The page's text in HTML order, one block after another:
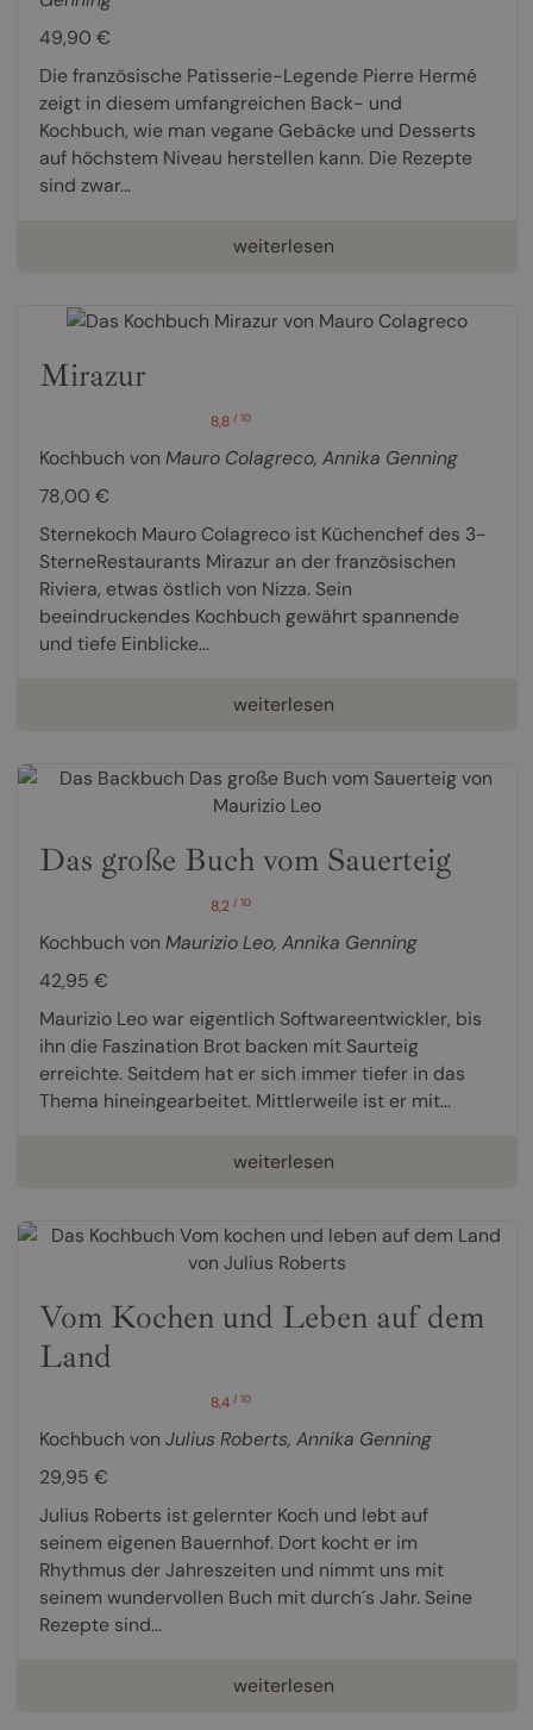
49,90 €
Die französische Patisserie-Legende Pierre Hermé
zeigt in diesem umfangreichen Back- und
Kochbuch, wie man vegane Gebäcke und Desserts
auf höchstem Niveau herstellen kann. Die Rezepte
sind zwar...
weiterlesen
Mirazur
8,8/ 10
Kochbuch von Mauro Colagreco, Annika Genning
78,00 €
Sternekoch Mauro Colagreco ist Küchenchef des 3-
SterneRestaurants Mirazur an der französischen
Riviera, etwas östlich von Nizza. Sein
beeindruckendes Kochbuch gewährt spannende
und tiefe Einblicke...
weiterlesen
Das große Buch vom Sauerteig
8,2/ 10
Kochbuch von Maurizio Leo, Annika Genning
42,95 €
Maurizio Leo war eigentlich Softwareentwickler, bis
ihn die Faszination Brot backen mit Saurteig
erreichte. Seitdem hat er sich immer tiefer in das
Thema hineingearbeitet. Mittlerweile ist er mit...
weiterlesen
Vom Kochen und Leben auf dem
Land
8,4/ 10
Kochbuch von Julius Roberts, Annika Genning
29,95 €
Julius Roberts ist gelernter Koch und lebt auf
seinem eigenen Bauernhof. Dort kocht er im
Rhythmus der Jahreszeiten und nimmt uns mit
seinem wundervollen Buch mit durch´s Jahr. Seine
Rezepte sind...
weiterlesen